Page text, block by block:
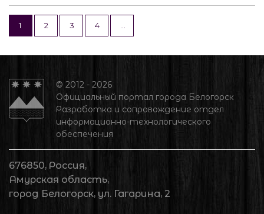
1 2 3 4
© 2012 - 2026
Официальный портал города Белогорск
Разработка и сопровождение отдел
информационно-технологического
обеспечения
676850, Россия,
Амурская область,
город Белогорск, ул. Гагарина, 2